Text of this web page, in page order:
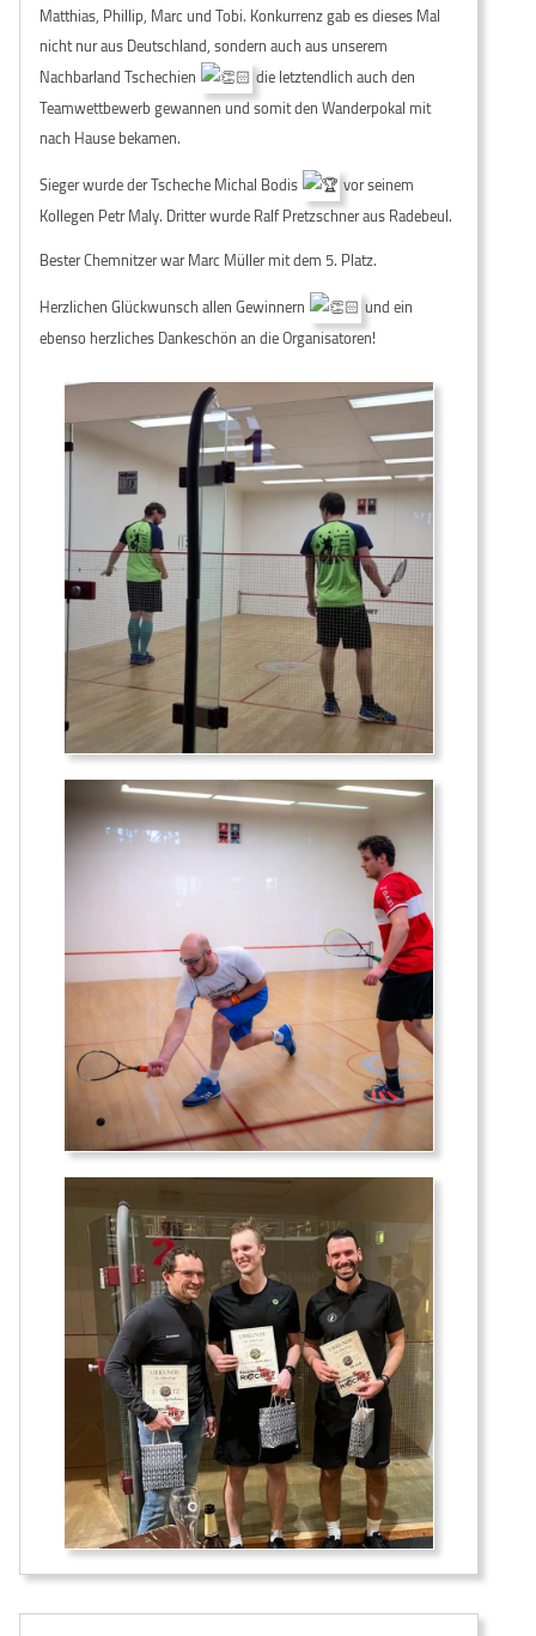
Matthias, Phillip, Marc und Tobi. Konkurrenz gab es dieses Mal
nicht nur aus Deutschland, sondern auch aus unserem
Nachbarland Tschechien
die letztendlich auch den
Teamwettbewerb gewannen und somit den Wanderpokal mit
nach Hause bekamen.
Sieger wurde der Tscheche Michal Bodis
vor seinem
Kollegen Petr Maly. Dritter wurde Ralf Pretzschner aus Radebeul.
BesterChemnitzer war Marc Müller mit dem 5. Platz.
Herzlichen Glückwunsch allen Gewinnern
und ein
ebenso herzliches Dankeschön an die Organisatoren!